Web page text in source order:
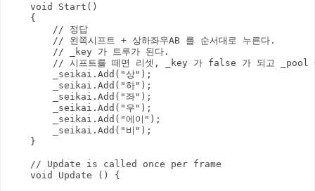
    void Start()
    {
        // 정답
        // 왼쪽시프트 + 상하좌우AB 를 순서대로 누른다.
        // _key 가 트루가 된다.
// 시프트를 떼면 리셋, _key 가 false 가 되고 _pool
        _seikai.Add("상");
        _seikai.Add("하");
        _seikai.Add("좌");
        _seikai.Add("우");
        _seikai.Add("에이");
        _seikai.Add("비");
    }
    // Update is called once per frame
    void Update () {